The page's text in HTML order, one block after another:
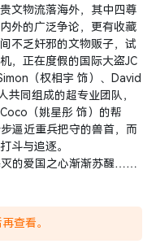
文物流落海外，其中四尊
外的广泛争论，更有收藏
不乏奸邪的文物贩子，试
，正在度假的国际大盗JC
（权相宇 饰）、David
共同组成的超专业团队，
（姚星彤 饰）的帮
逼近重兵把守的兽首，而
斗与追逐。
灭的爱国之心渐渐苏醒……
查看。